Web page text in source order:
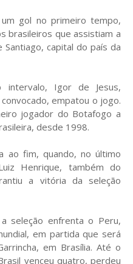
gol no primeiro tempo,
brasileiros que assistiam a
capital do país da
intervalo, Igor de Jesus,
empatou o jogo.
jogador do Botafogo a
desde 1998.
ao fim, quando, no último
Henrique, também do
a vitória da seleção
seleção enfrenta o Peru,
em partida que será
em Brasília. Até o
venceu quatro, perdeu